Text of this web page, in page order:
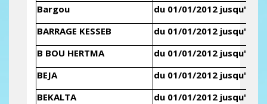
Bargou
du 01/01/2012 jusqu'au
BARRAGE KESSEB
du 01/01/2012 jusqu'au
B BOU HERTMA
du 01/01/2012 jusqu'au
BEJA
du 01/01/2012 jusqu'au
BEKALTA
du 01/01/2012 jusqu'au